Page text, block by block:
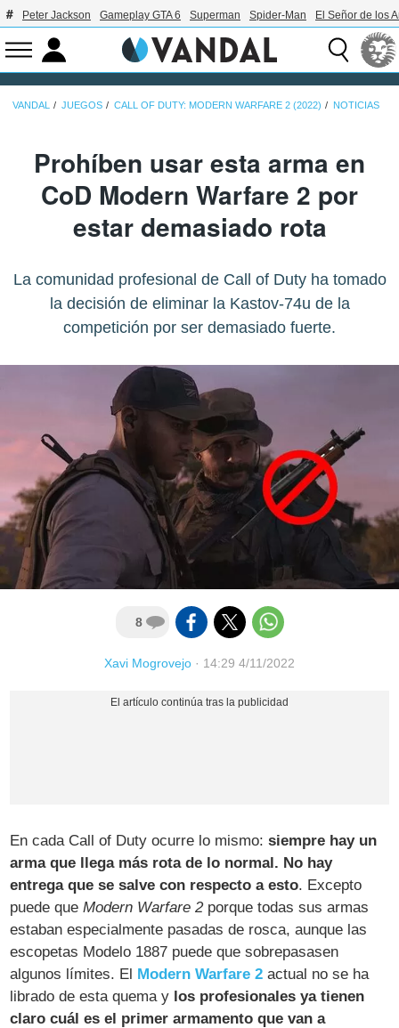
Peter Jackson Gameplay GTA 6 Superman Spider-Man El Señor de los
VANDAL JUEGOS CALL OF DUTY: MODERN WARFARE 2 (2022) NOTICIAS
Prohíben usar esta arma en
CoD Modern Warfare 2 por
estar demasiado rota
La comunidad profesional de Call of Duty ha tomado
la decisión de eliminar la Kastov-74u de la
competición por ser demasiado fuerte.
8
Xavi Mogrovejo · 14:29 4/11/2022
En cada Call of Duty ocurre lo mismo:siempre hay un
arma que llega más rota de lo normal. No hay
entrega que se salve con respecto a esto. Excepto
puede queModern Warfare 2porque todas sus armas
estaban especialmente pasadas de rosca, aunque las
escopetas Modelo 1887 puede que sobrepasasen
algunos límites. El Modern Warfare 2 actual no se ha
librado de esta quema y los profesionales ya tienen
claro cuál es el primer armamento que van a